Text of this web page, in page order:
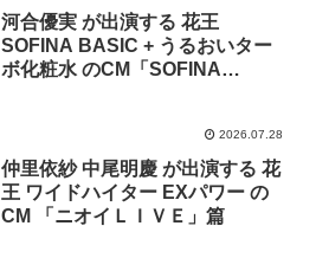
河合優実 が出演する 花王
SOFINA BASIC + うるおいター
ボ化粧水 のCM「SOFINA
2026.07.28
仲里依紗 中尾明慶 が出演する 花
王 ワイドハイター EXパワー の
CM 「ニオイＬＩＶＥ」篇